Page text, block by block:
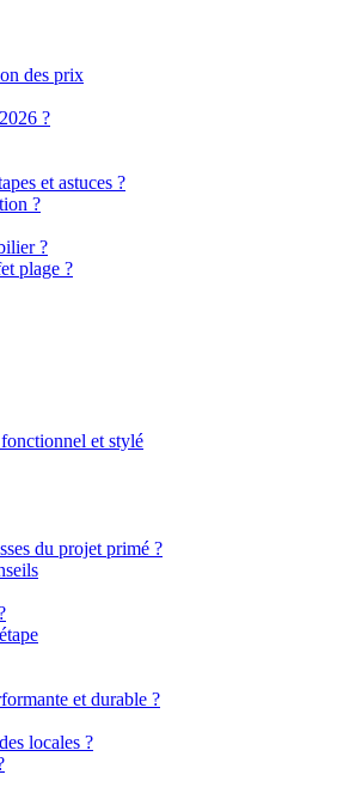
des prix
?
et astuces ?
?
?
plage ?
et stylé
du projet primé ?
et durable ?
locales ?